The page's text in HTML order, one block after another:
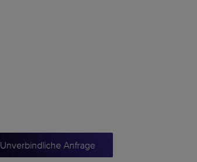
Unverbindliche Anfrage